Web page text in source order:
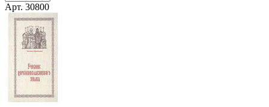
Арт. 30800